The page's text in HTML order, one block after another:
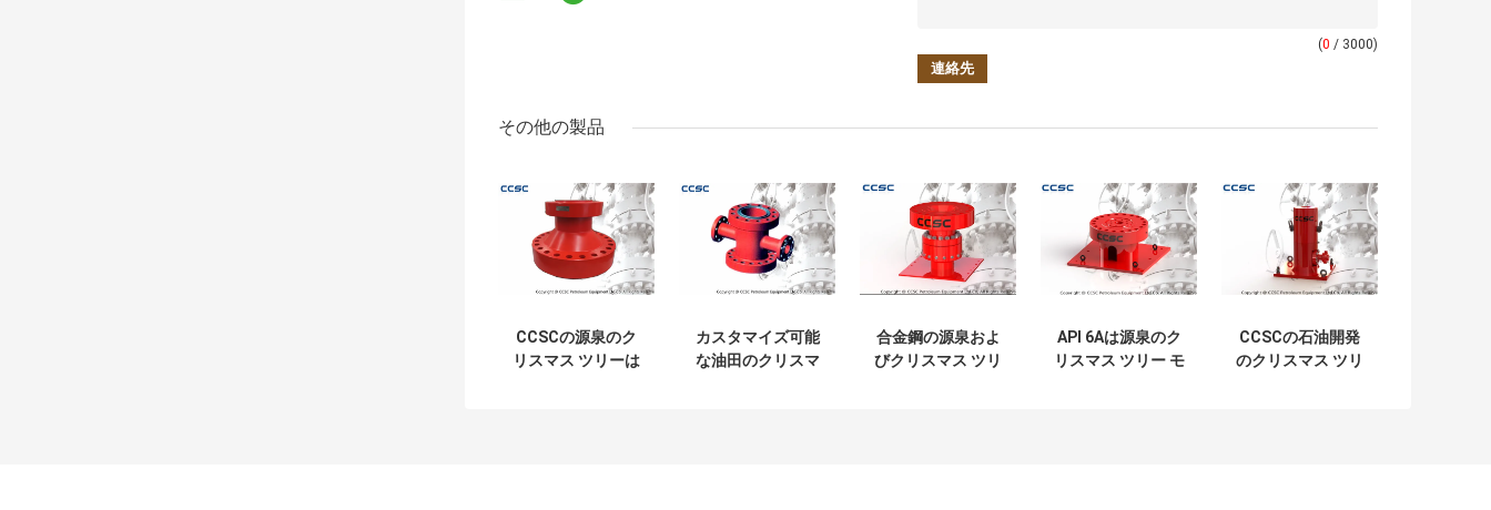
(0 / 3000)
その他の製品
CCSCの源泉のク
リスマス ツリーは
カスタマイズ可能
な油田のクリスマ
合金鋼の源泉およ
びクリスマス ツリ
API 6Aは源泉のク
リスマス ツリー モ
CCSCの石油開発
のクリスマス ツリ